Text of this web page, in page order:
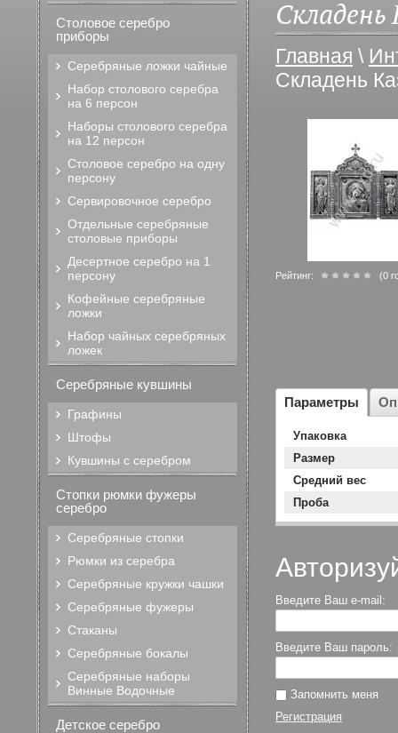
Складень
Главная \
Складень
Рейтинг: (0
Параметры
Упаковка
Размер
Средний вес
Проба
Введите Ваш e-mail:
Введите Ваш пароль:
Запомнить меня
Регистрация
Столовое серебро
приборы
Серебряные ложки чайные
Набор столового серебра
на 6 персон
Наборы столового серебра
на 12 персон
Столовое серебро на одну
персону
Сервировочное серебро
Отдельные серебряные
столовые приборы
Десертное серебро на 1
персону
Кофейные серебряные
ложки
Набор чайных серебряных
ложек
Серебряные кувшины
Графины
Штофы
Кувшины с серебром
Стопки рюмки фужеры
серебро
Серебряные стопки
Рюмки из серебра
Серебряные кружки чашки
Серебряные фужеры
Стаканы
Серебряные бокалы
Серебряные наборы
Винные Водочные
Детское серебро